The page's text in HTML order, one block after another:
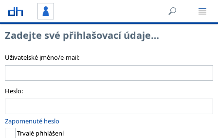
Zadejte své přihlašovací údaje…
Uživatelské jméno/e-mail:
Heslo:
Zapomenuté heslo
Trvalé přihlášení